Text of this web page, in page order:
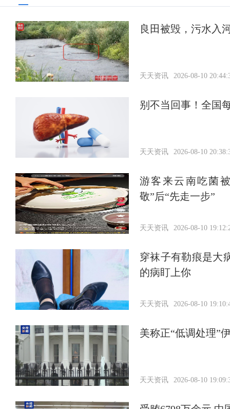
良田被毁，污水入
天天资讯 2026-08-10
别不当回事！全国
天天资讯 2026-08-10
游客来云南吃菌
敬”后“先走一步”
天天资讯 2026-08-10
穿袜子有勒痕是大
的病盯上你
天天资讯 2026-08-10
美称正“低调处理”
天天资讯 2026-08-10